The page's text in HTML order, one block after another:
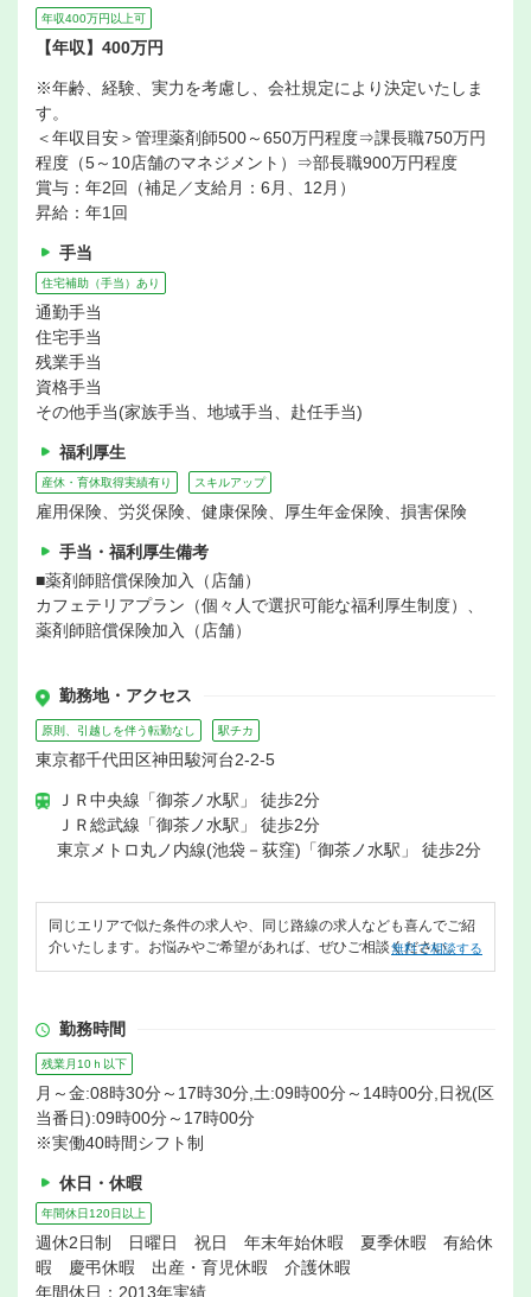
年収400万円以上可
【年収】400万円
※年齢、経験、実力を考慮し、会社規定により決定いたしま
す。
＜年収目安＞管理薬剤師500～650万円程度⇒課長職750万円
程度（5～10店舗のマネジメント）⇒部長職900万円程度
賞与：年2回（補足／支給月：6月、12月）
昇給：年1回
手当
住宅補助（手当）あり
通勤手当
住宅手当
残業手当
資格手当
その他手当(家族手当、地域手当、赴任手当)
福利厚生
産休・育休取得実績有り スキルアップ
雇用保険、労災保険、健康保険、厚生年金保険、損害保険
手当・福利厚生備考
■薬剤師賠償保険加入（店舗）
カフェテリアプラン（個々人で選択可能な福利厚生制度）、
薬剤師賠償保険加入（店舗）
勤務地・アクセス
原則、引越しを伴う転勤なし 駅チカ
東京都千代田区神田駿河台2-2-5
ＪＲ中央線「御茶ノ水駅」 徒歩2分
ＪＲ総武線「御茶ノ水駅」 徒歩2分
東京メトロ丸ノ内線(池袋－荻窪)「御茶ノ水駅」 徒歩2分
同じエリアで似た条件の求人や、同じ路線の求人なども喜んでご紹
介いたします。お悩みやご希望があれば、ぜひご相談ください。
無料で相談する
勤務時間
残業月10ｈ以下
月～金:08時30分～17時30分,土:09時00分～14時00分,日祝(区
当番日):09時00分～17時00分
※実働40時間シフト制
休日・休暇
年間休日120日以上
週休2日制 日曜日 祝日 年末年始休暇 夏季休暇 有給休
暇 慶弔休暇 出産・育児休暇 介護休暇
年間休日：2013年実績